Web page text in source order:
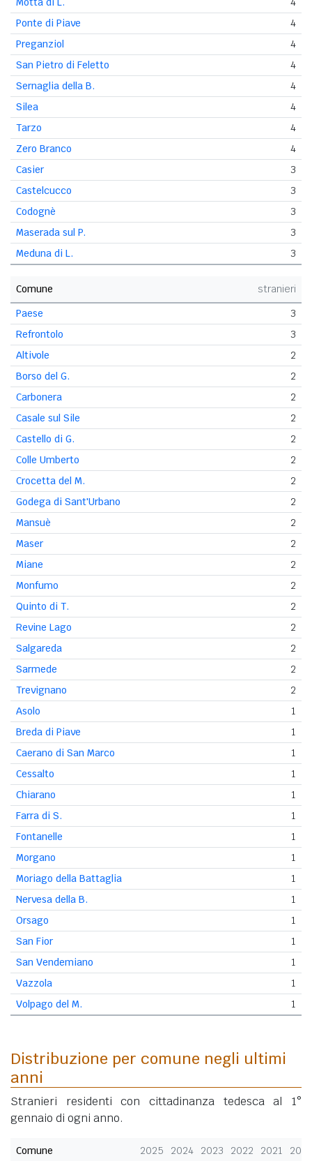
Ponte di Piave
4
Preganziol
4
San Pietro di Feletto
4
Sernaglia della B.
4
Silea
4
Tarzo
4
Zero Branco
4
Casier
3
Castelcucco
3
Codognè
3
Maserada sul P.
3
Meduna di L.
3
Comune
stranieri
Paese
3
Refrontolo
3
Altivole
2
Borso del G.
2
Carbonera
2
Casale sul Sile
2
Castello di G.
2
Colle Umberto
2
Crocetta del M.
2
Godega di Sant'Urbano
2
Mansuè
2
Maser
2
Miane
2
Monfumo
2
Quinto di T.
2
Revine Lago
2
Salgareda
2
Sarmede
2
Trevignano
2
Asolo
1
Breda di Piave
1
Caerano di San Marco
1
Cessalto
1
Chiarano
1
Farra di S.
1
Fontanelle
1
Morgano
1
Moriago della Battaglia
1
Nervesa della B.
1
Orsago
1
San Fior
1
San Vendemiano
1
Vazzola
1
Volpago del M.
1
Distribuzione per comune negli ultimi
anni
Stranieri residenti con cittadinanza tedesca al 1°
gennaio di ogni anno.
Comune 2025 2024 2023 2022 2021